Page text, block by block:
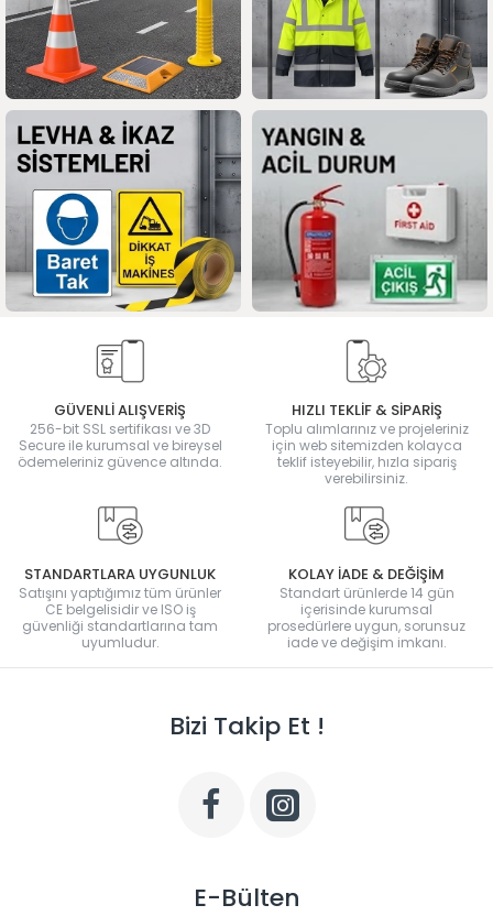
GÜVENLİ ALIŞVERİŞ
256-bit SSL sertifikası ve 3D
Secure ile kurumsal ve bireysel
ödemeleriniz güvence altında.
HIZLI TEKLİF & SİPARİŞ
Toplu alımlarınız ve projeleriniz
için web sitemizden kolayca
teklif isteyebilir, hızla sipariş
verebilirsiniz.
STANDARTLARA UYGUNLUK
Satışını yaptığımız tüm ürünler
CE belgelisidir ve ISO iş
güvenliği standartlarına tam
uyumludur.
KOLAY İADE & DEĞİŞİM
Standart ürünlerde 14 gün
içerisinde kurumsal
prosedürlere uygun, sorunsuz
iade ve değişim imkanı.
Bizi Takip Et !
E-Bülten